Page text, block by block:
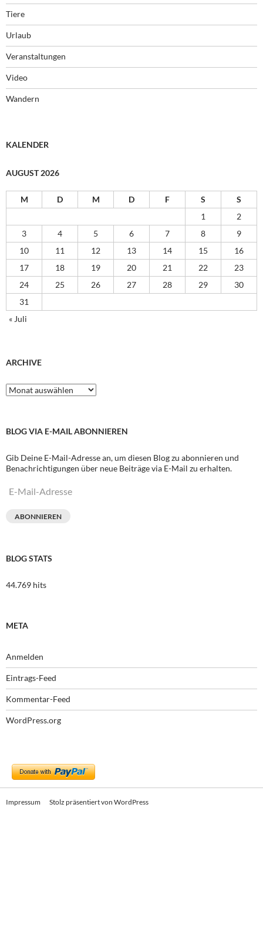
Tiere
Urlaub
Veranstaltungen
Video
Wandern
KALENDER
AUGUST 2026
M D M D F S
S
1
2
3
4 5 6 7 8
9
10
11 12 13 14 15
16
17
18 19 20 21 22
23
24
25 26 27 28 29
30
31
« Juli
ARCHIVE
Archive
BLOG VIA E-MAIL ABONNIEREN
Gib Deine E-Mail-Adresse an, um diesen Blog zu abonnieren und
Benachrichtigungen über neue Beiträge via E-Mail zu erhalten.
E-
ABONNIEREN
BLOG STATS
44.769 hits
META
Anmelden
Eintrags-Feed
Kommentar-Feed
WordPress.org
Impressum Stolz präsentiert von WordPress